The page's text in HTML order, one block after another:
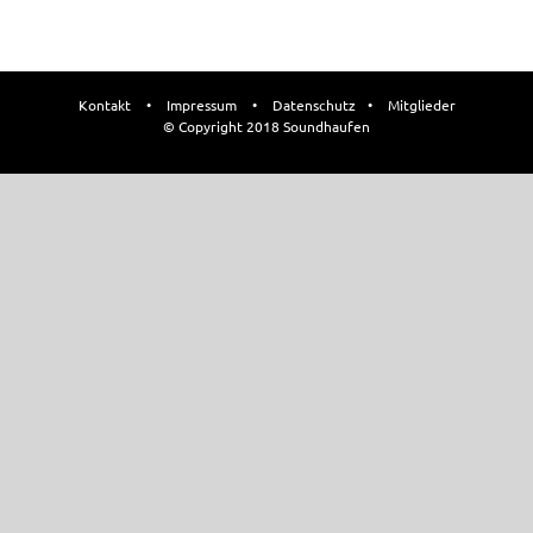
Kontakt • Impressum • Datenschutz •
Mitglieder
© Copyright 2018 Soundhaufen